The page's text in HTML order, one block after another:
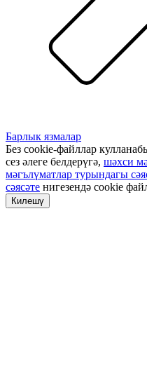
Барлык язмалар
Без cookie-файллар
сез әлеге белдерүгә, шәхси
мәгълүматлар турындагы
сәясәте нигезендә cookie
Килешү